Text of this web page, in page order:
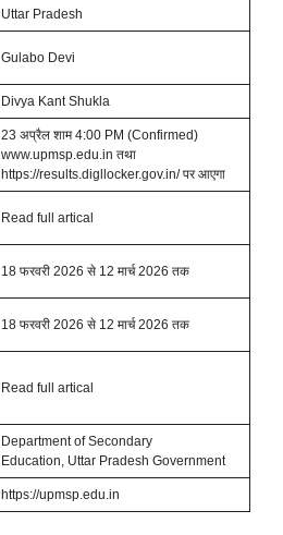
Uttar Pradesh
Gulabo Devi
Divya Kant Shukla
23 अप्रैल शाम 4:00 PM (Confirmed)
www.upmsp.edu.in तथा
https://results.digllocker.gov.in/ पर आएगा
Read full artical
18 फरवरी 2026 से 12 मार्च 2026 तक
18 फरवरी 2026 से 12 मार्च 2026 तक
Read full artical
Department of Secondary
Education, Uttar Pradesh Government
https://upmsp.edu.in